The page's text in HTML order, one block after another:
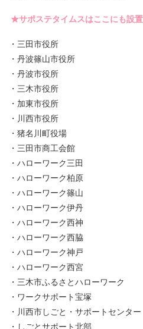
★サポステタイムスはここにも設
・三田市役所
・丹波篠山市役所
・丹波市役所
・三木市役所
・加東市役所
・川西市役所
・猪名川町役場
・三田市商工会館
・ハローワーク三田
・ハローワーク柏原
・ハローワーク篠山
・ハローワーク伊丹
・ハローワーク西神
・ハローワーク西脇
・ハローワーク神戸
・ハローワーク西宮
・三木市ふるさとハローワーク
・ワークサポート宝塚
・川西市しごと・サポートセンター
・しごとサポート北部